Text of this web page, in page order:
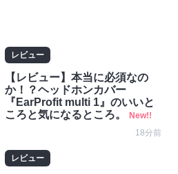
レビュー
【レビュー】本当に必須なの
か！？ヘッドホンカバー
『EarProfit multi 1』のいいと
ころと気になるところ。
New!!
18分前
レビュー